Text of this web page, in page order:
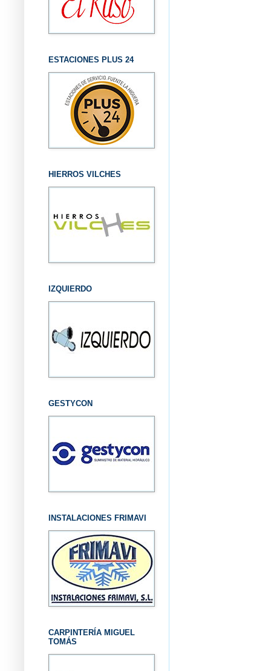
ESTACIONES PLUS 24
HIERROS VILCHES
IZQUIERDO
GESTYCON
INSTALACIONES FRIMAVI
CARPINTERÍA MIGUEL
TOMÁS